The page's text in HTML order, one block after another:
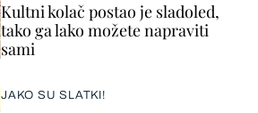
Kultni kolač postao je sladoled,
tako ga lako možete napraviti
sami
JAKO SU SLATKI!